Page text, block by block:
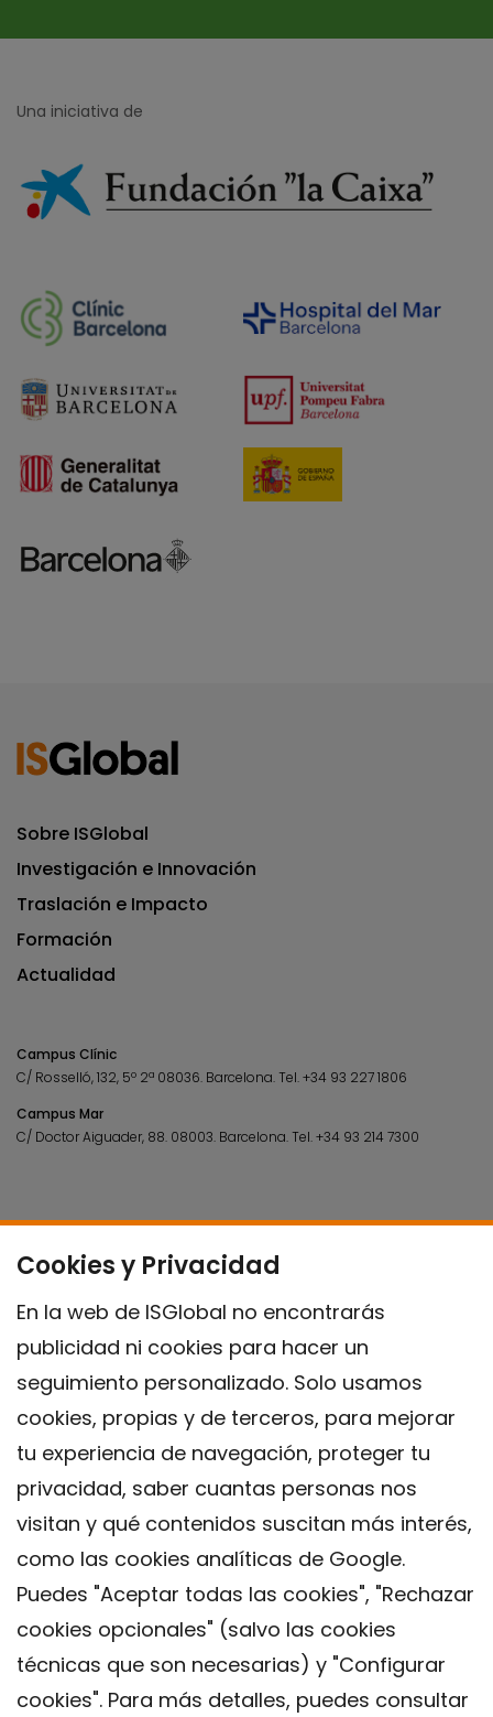
Cookies y Privacidad
En la web de ISGlobal no encontrarás
publicidad ni cookies para hacer un
seguimiento personalizado. Solo usamos
cookies, propias y de terceros, para mejorar
tu experiencia de navegación, proteger tu
privacidad, saber cuantas personas nos
visitan y qué contenidos suscitan más interés,
como las cookies analíticas de Google.
Puedes "Aceptar todas las cookies", "Rechazar
cookies opcionales" (salvo las cookies
técnicas que son necesarias) y "Configurar
cookies". Para más detalles, puedes consultar
Una iniciativa de
Sobre ISGlobal
Investigación e Innovación
Traslación e Impacto
Formación
Actualidad
Campus Clínic
C/ Rosselló, 132, 5º 2ª 08036. Barcelona.Tel.+34 93 227 1806
Campus Mar
C/ Doctor Aiguader, 88. 08003. Barcelona.Tel.+34 93 214 7300
Contacto